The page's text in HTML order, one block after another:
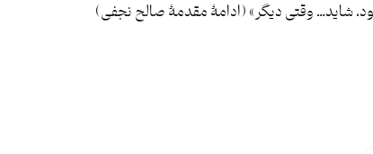
شاید… وقتی دیگر» (ادامۀ مقدمۀ صالح نجفی)